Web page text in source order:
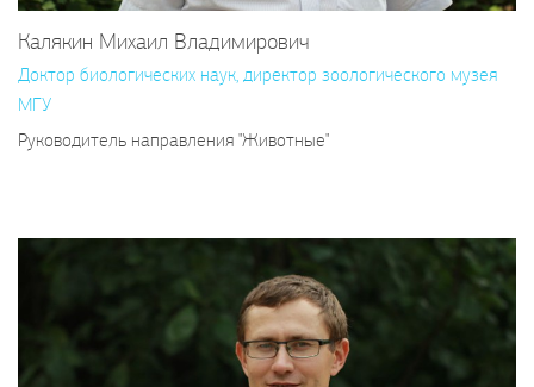
Калякин Михаил Владимирович
Доктор биологических наук, директор зоологического музея
МГУ
Руководитель направления "Животные"